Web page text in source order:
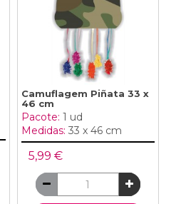
Camuflagem Piñata 33 x
46 cm
Pacote: 1 ud
Medidas: 33 x 46 cm
5,99 €